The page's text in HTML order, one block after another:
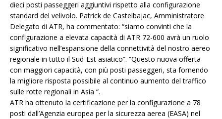
dieci posti passeggeri aggiuntivi rispetto alla configurazione
standard del velivolo. Patrick de Castelbajac, Amministratore
Delegato di ATR, ha commentato: “siamo convinti che la
configurazione a elevata capacità di ATR 72-600 avrà un ruolo
significativo nell’espansione della connettività del nostro aereo
regionale in tutto il Sud-Est asiatico”. “Questo nuova offerta
con maggiori capacità, con più posti passeggeri, sta fornendo
la migliore risposta possibile al continuo aumento del traffico
sulle rotte regionali in Asia “.
ATR ha ottenuto la certificazione per la configurazione a 78
posti dall’Agenzia europea per la sicurezza aerea (EASA) nel